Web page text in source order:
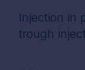
Injection in
trough